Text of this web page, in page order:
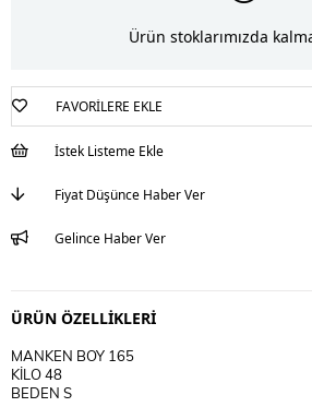
Ürün stoklarımızda
FAVORILERE EKLE
İstek Listeme Ekle
Fiyat Düşünce Haber Ver
Gelince Haber Ver
ÜRÜN ÖZELLIKLERI
MANKEN BOY 165
KİLO 48
BEDEN S